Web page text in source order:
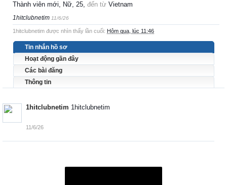
Thành viên mới, Nữ, 25, đến từ Vietnam
1hitclubnetim 11/6/26
1hitclubnetim được nhìn thấy lần cuối: Hôm qua, lúc 11:46
Tin nhắn hồ sơ
Hoạt động gần đây
Các bài đăng
Thông tin
1hitclubnetim 1hitclubnetim
11/6/26